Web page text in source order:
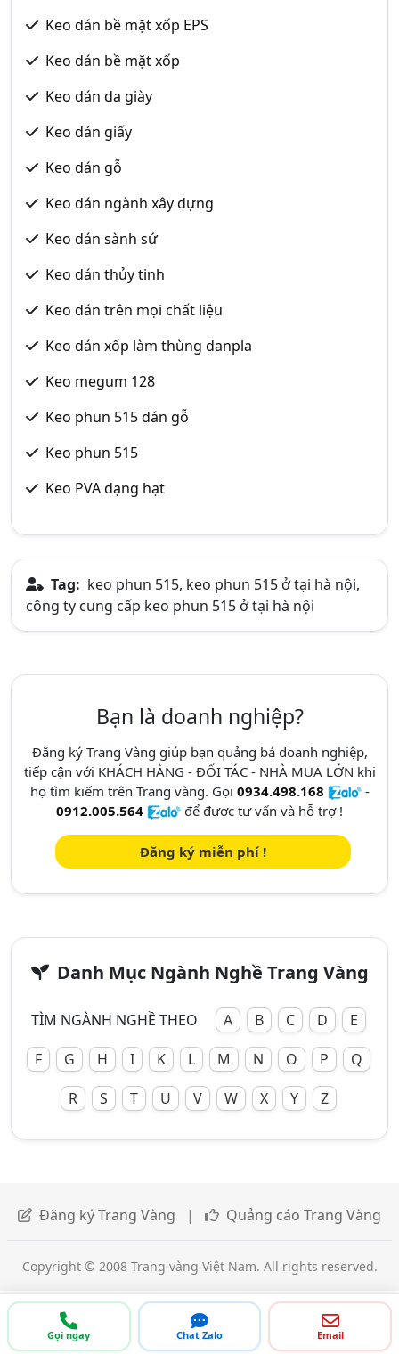
Keo dán bề mặt xốp EPS
Keo dán bề mặt xốp
Keo dán da giày
Keo dán giấy
Keo dán gỗ
Keo dán ngành xây dựng
Keo dán sành sứ
Keo dán thủy tinh
Keo dán trên mọi chất liệu
Keo dán xốp làm thùng danpla
Keo megum 128
Keo phun 515 dán gỗ
Keo phun 515
Keo PVA dạng hạt
Tag: keo phun 515, keo phun 515 ở tại hà nội,
công ty cung cấp keo phun 515 ở tại hà nội
Gọi ngay Chat Zalo Email
Bạn là doanh nghiệp?
Đăng ký Trang Vàng giúp bạn quảng bá doanh nghiệp,
tiếp cận với KHÁCH HÀNG - ĐỐI TÁC - NHÀ MUA LỚN khi
họ tìm kiếm trên Trang vàng. Gọi 0934.498.168
-
0912.005.564
để được tư vấn và hỗ trợ !
Đăng ký miễn phí !
Danh Mục Ngành Nghề Trang Vàng
TÌM NGÀNH NGHỀ THEO A B C D
E
F
G H I K L M N O P
Q
R
S T U V W X Y Z
Đăng ký Trang Vàng | Quảng cáo Trang Vàng
Copyright © 2008 Trang vàng Việt Nam. All rights reserved.